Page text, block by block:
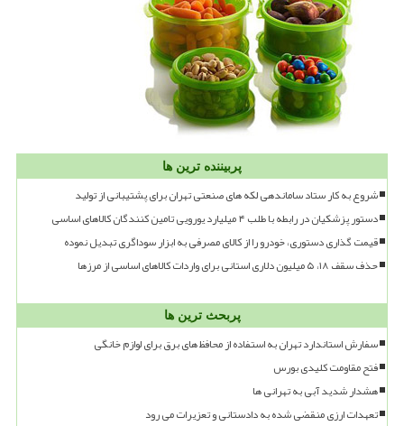
پربیننده ترین ها
شروع به کار ستاد ساماندهی لکه های صنعتی تهران برای پشتیبانی از تولید
دستور پزشکیان در رابطه با طلب ۴ میلیارد یورویی تامین کنندگان کالاهای اساسی
قیمت گذاری دستوری، خودرو را از کالای مصرفی به ابزار سوداگری تبدیل نموده
حذف سقف ۱۸، ۵ میلیون دلاری استانی برای واردات کالاهای اساسی از مرزها
پربحث ترین ها
سفارش استاندارد تهران به استفاده از محافظ های برق برای لوازم خانگی
فتح مقاومت کلیدی بورس
هشدار شدید آبی به تهرانی ها
تعهدات ارزی منقضی شده به دادستانی و تعزیرات می رود